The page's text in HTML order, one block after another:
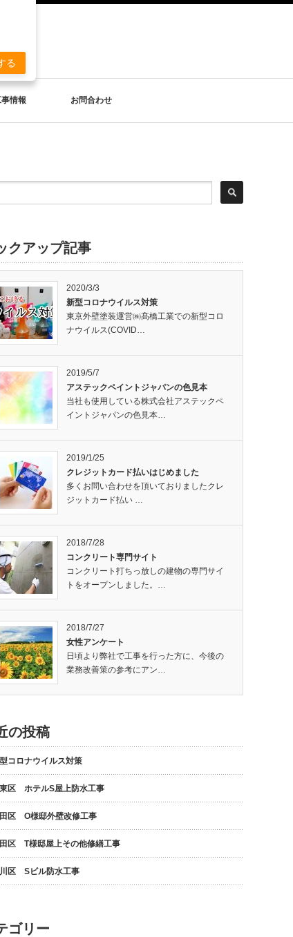
情報 お問合わせ
クアップ記事
2020/3/3
新型コロナウイルス対策
東京外壁塗装運営㈱髙橋工業での新型コロ
ナウイルス(COVID…
2019/5/7
アステックペイントジャパンの色見本
当社も使用している株式会社アステックペ
イントジャパンの色見本…
2019/1/25
クレジットカード払いはじめました
多くお問い合わせを頂いておりましたクレ
ジットカード払い …
2018/7/28
コンクリート専門サイト
コンクリート打ちっ放しの建物の専門サイ
トをオープンしました。…
2018/7/27
女性アンケート
日頃より弊社で工事を行った方に、今後の
業務改善策の参考にアン…
の投稿
コロナウイルス対策
区 ホテルS屋上防水工事
区 O様邸外壁改修工事
区 T様邸屋上その他修繕工事
区 Sビル防水工事
ゴリー
る